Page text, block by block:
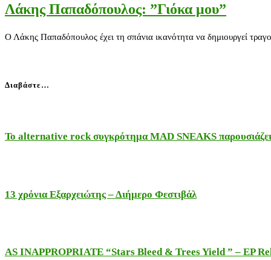
Λάκης Παπαδόπουλος: ”Γιόκα μου”
Ο Λάκης Παπαδόπουλος έχει τη σπάνια ικανότητα να δημιουργεί
Διαβάστε…
Το alternative rock συγκρότημα MAD SNEAKS
13 χρόνια Εξαρχειώτης – Διήμερο Φεστιβάλ
AS INAPPROPRIATE “Stars Bleed & Trees Yield ” – EP